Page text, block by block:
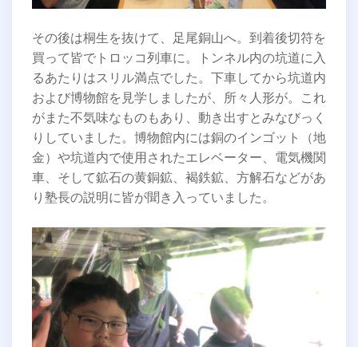
その後は桐生を抜けて、足尾銅山へ。到着後切符を
買って皆でトロッコ列車に。トンネル内の坑道に入
るあたりはスリル満点でした。下車してから坑道内
および博物館を見学しましたが、所々人形が。これ
がまた不気味なものもあり、動き出すとみなびっく
りしていました。博物館内には銅のインゴット（地
金）や坑道内で使用されたエレベーター、電気機関
車、そして鉱石の黄銅鉱、褐鉄鉱、方解石などがあ
り塾長の説明に皆が聞き入っていました。